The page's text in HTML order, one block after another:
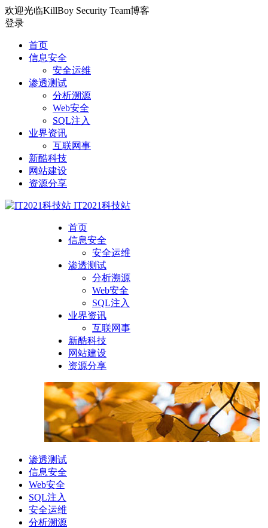
欢迎光临KillBoy Security Team博客
登录
首页
信息安全
安全运维
渗透测试
分析溯源
Web安全
SQL注入
业界资讯
互联网事
新酷科技
网站建设
资源分享
IT2021科技站
首页
信息安全
安全运维
渗透测试
分析溯源
Web安全
SQL注入
业界资讯
互联网事
新酷科技
网站建设
资源分享
渗透测试
信息安全
Web安全
SQL注入
安全运维
分析溯源